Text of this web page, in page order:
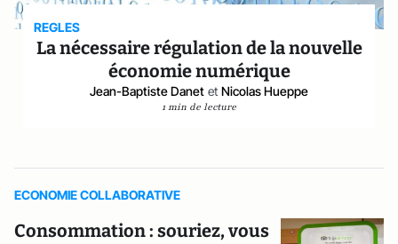
REGLES
La nécessaire régulation de la nouvelle
économie numérique
Jean-Baptiste Danet et Nicolas Hueppe
1 min de lecture
ECONOMIE COLLABORATIVE
Consommation : souriez, vous